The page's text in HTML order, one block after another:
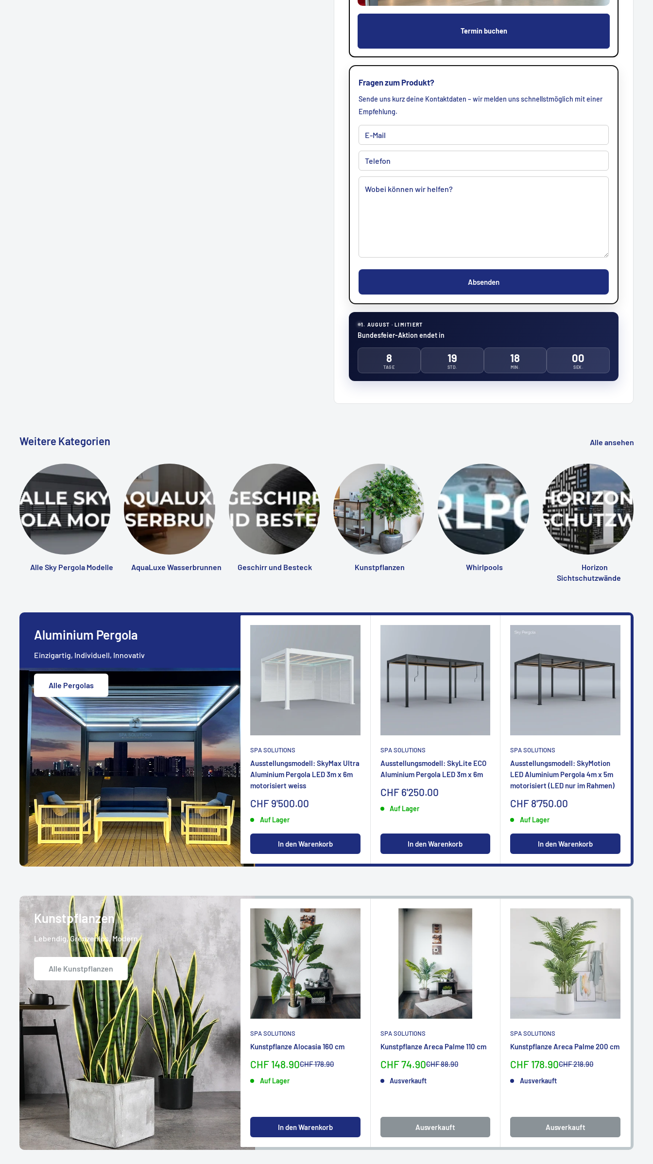
Termin buchen
Fragen zum Produkt?
Sende uns kurz deine Kontaktdaten – wir melden uns schnellstmöglich mit einer
Empfehlung.
Absenden
1. AUGUST · LIMITIERT
Bundesfeier-Aktion endet in
8
TAGE
19
STD.
17
MIN.
59
SEK.
Weitere Kategorien Alle ansehen
Alle Sky Pergola Modelle AquaLuxe Wasserbrunnen Geschirr und Besteck Kunstpflanzen Whirlpools
Horizon
Sichtschutzwände
Aluminium Pergola
Einzigartig, Individuell, Innovativ
Alle Pergolas
SPA SOLUTIONS
Ausstellungsmodell: SkyMax Ultra
Aluminium Pergola LED 3m x 6m
motorisiert weiss
Sonderpreis
CHF 9'500.00
Auf Lager
In den Warenkorb
SPA SOLUTIONS
Ausstellungsmodell: SkyLite ECO
Aluminium Pergola LED 3m x 6m
Sonderpreis
CHF 6'250.00
Auf Lager
In den Warenkorb
SPA SOLUTIONS
Ausstellungsmodell: SkyMotion
LED Aluminium Pergola 4m x 5m
motorisiert (LED nur im Rahmen)
Sonderpreis
CHF 8'750.00
Auf Lager
In den Warenkorb
Kunstpflanzen
Lebendig, Grenzenlos, Modern
Alle Kunstpflanzen
SPA SOLUTIONS
Kunstpflanze Alocasia 160 cm
Sonderpreis
CHF 148.90Normalpreis
CHF 178.90
Auf Lager
In den Warenkorb
SPA SOLUTIONS
Kunstpflanze Areca Palme 110 cm
Sonderpreis
CHF 74.90Normalpreis
CHF 88.90
Ausverkauft
Ausverkauft
SPA SOLUTIONS
Kunstpflanze Areca Palme 200 cm
Sonderpreis
CHF 178.90Normalpreis
CHF 218.90
Ausverkauft
Ausverkauft